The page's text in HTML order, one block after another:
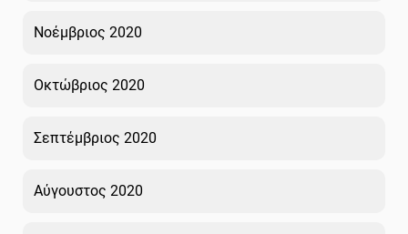
Νοέμβριος 2020
Οκτώβριος 2020
Σεπτέμβριος 2020
Αύγουστος 2020